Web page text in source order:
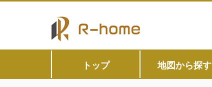
トップ 地図から探す